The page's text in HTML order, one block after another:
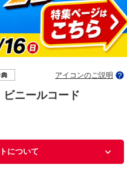
アイコンのご説明
ニールコード
について